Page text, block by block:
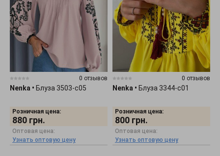
0 отзывов
Nenka • Блуза 3503-c05
Розничная цена:
880 грн.
Оптовая цена:
Узнать оптовую цену
0 отзывов
Nenka • Блуза 3344-c01
Розничная цена:
800 грн.
Оптовая цена:
Узнать оптовую цену